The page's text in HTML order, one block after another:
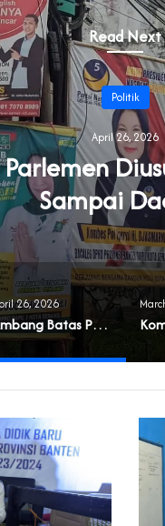
Read Next
Politik
April 26, 2026
Sampai
26, 2026
Ambang Batas Parlemen Diusulkan Naik dan Berlaku Sampai Daerah